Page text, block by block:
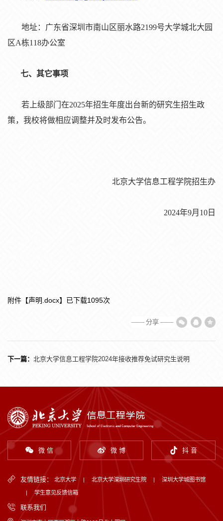
地址： 广东省深圳市南山区丽水路2199号大学城北大园
区A栋118办公室
七、其它事项
若上级部门在2025年招生年度出台新的研究生招生政
策，我校将做相应调整并及时发布公告。
北京大学信息工程学院招生办
2024年9月10日
附件【声明.docx】已下载1095次
—— 分享 ——
下一篇： 北京大学信息工程学院2024年接收推荐免试研究生说明
微 信 微 博 抖 音
友情链接： 北京大学 北京大学深圳研究生院 深圳大学城图书馆
学生意见反馈信箱
联系我们